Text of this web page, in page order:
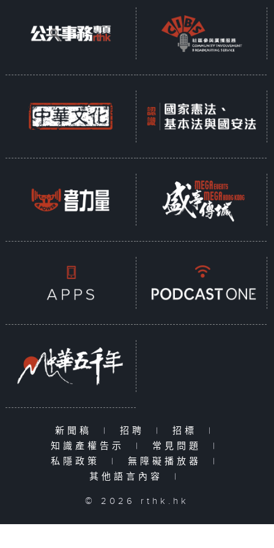
新聞稿 | 招聘 | 招標
|
知識產權告示
| 常見問題
|
私隱政策
| 無障礙播放器
|
其他語言內容
|
© 2026 rthk.hk